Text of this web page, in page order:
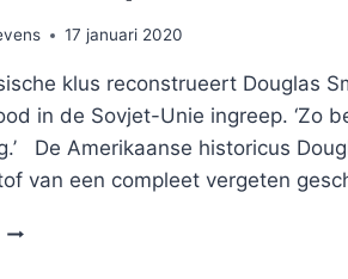
17 januari 2020
klus reconstrueert Douglas
in de Sovjet-Unie ingreep. ‘Zo
De Amerikaanse historicus
van een compleet vergeten
‘HET